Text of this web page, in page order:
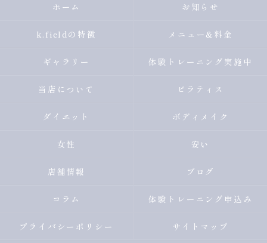
ホーム お知らせ
k.fieldの特徴 メニュー&料金
ギャラリー 体験トレーニング実施中
当店について ピラティス
ダイエット ボディメイク
女性 安い
店舗情報 ブログ
コラム 体験トレーニング申込み
プライバシーポリシー サイトマップ